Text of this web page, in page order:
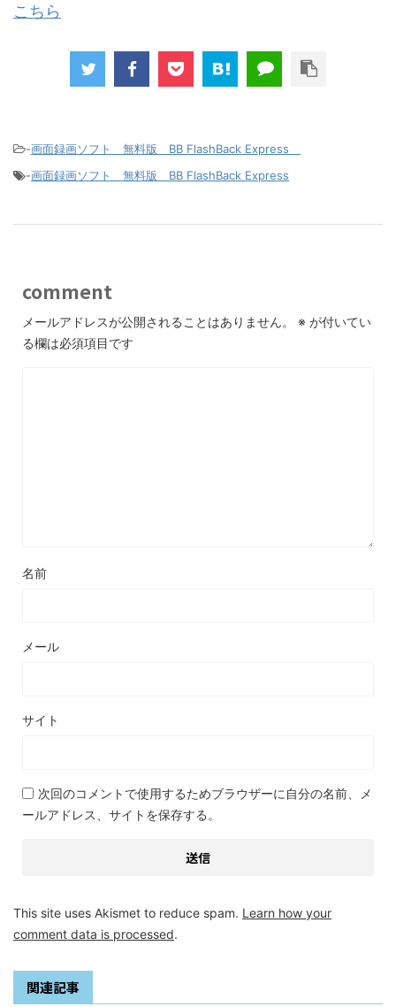
こちら
-画面録画ソフト 無料版 BB FlashBack Express
-画面録画ソフト 無料版 BB FlashBack Express
comment
メールアドレスが公開されることはありません。 ※ が付いてい
る欄は必須項目です
名前
メール
サイト
次回のコメントで使用するためブラウザーに自分の名前、メ
ールアドレス、サイトを保存する。
This site uses Akismet to reduce spam. Learn how your
comment data is processed.
関連記事